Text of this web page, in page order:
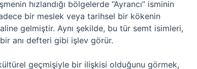
hızlandığı bölgelerde “Ayrancı” isminin
bir meslek veya tarihsel bir kökenin
gelmiştir. Aynı şekilde, bu tür semt isimleri,
anı defteri gibi işlev görür.
geçmişiyle bir ilişkisi olduğunu görmek,